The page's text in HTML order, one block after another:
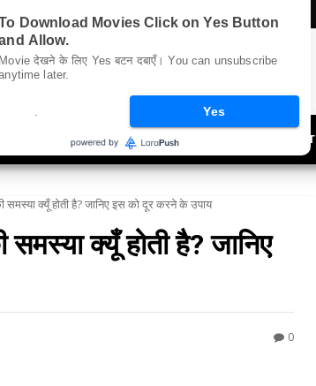
UPDATES LIFESTYLE OFFBEAT
क्यूँ होती है? जानिए इस को दूर करने के उपाय
क्यूँ होती है? जानिए
0
Download Movies Click on Yes Button
Allow.
Movie देखने के लिए Yes बटन दबाएँ। You can unsubscribe
later.
Yes